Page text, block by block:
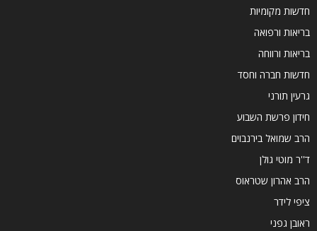
חדשות מקומיות
בריאות ורפואה
בריאות ורווחה
חדשות חברה וחסד
גרעין תורני
חידון פרשת השבוע
הרב שמואל בירנבוים
ד''ר מוטי גולן
הרב אהרון שטראוס
ציפי לידר
ראובן גפני